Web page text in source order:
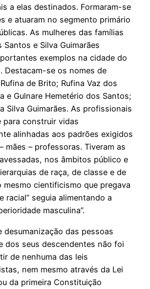
a elas destinados. Formaram-se
e atuaram no segmento primário
As mulheres das famílias
Santos e Silva Guimarães
exemplos na cidade do
Destacam-se os nomes de
de Brito; Rufina Vaz dos
e Gulnare Hemetério dos Santos;
Silva Guimarães. As profissionais
para construir vidas
alinhadas aos padrões exigidos
mães – professoras. Tiveram as
nos âmbitos público e
de raça, de classe e de
mesmo cientificismo que pregava
racial” seguia alimentando a
masculina”.
desumanização das pessoas
dos seus descendentes não foi
de nenhuma das leis
nem mesmo através da Lei
da primeira Constituição